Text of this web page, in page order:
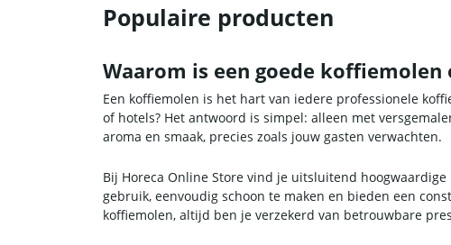
Populaire producten
Waarom is een goede koffiemolen
Een koffiemolen is het hart van iedere professionele
of hotels? Het antwoord is simpel: alleen met
aroma en smaak, precies zoals jouw gasten verwachten.
Bij Horeca Online Store vind je uitsluitend
gebruik, eenvoudig schoon te maken en bieden een
koffiemolen, altijd ben je verzekerd van betrouwbare